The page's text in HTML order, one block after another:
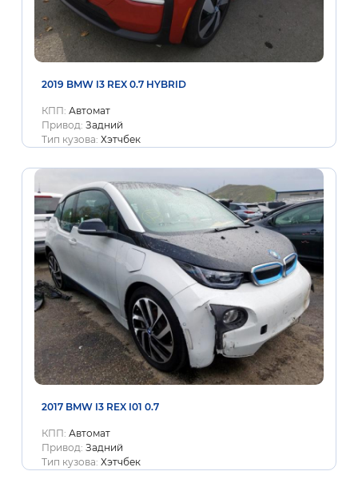
2019 BMW I3 REX 0.7 HYBRID
КПП: Автомат
Привод: Задний
Тип кузова: Хэтчбек
2017 BMW I3 REX I01 0.7
КПП: Автомат
Привод: Задний
Тип кузова: Хэтчбек